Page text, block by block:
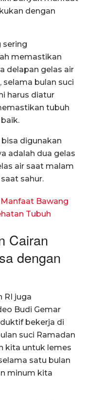
dengan
sering
memastikan
delapan gelas air
selama bulan suci
harus diatur
tubuh
digunakan
adalah dua gelas
air saat malam
sahur.
Bawang
Tubuh
Cairan
dengan
RI juga
Budi Gemar
bekerja di
suci Ramadan
kita untuk lemes
satu bulan
minum kita